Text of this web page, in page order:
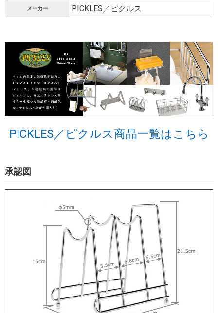
メーカー PICKLES／ピクルス
PICKLES／ピクルス商品一覧はこちら
承認図